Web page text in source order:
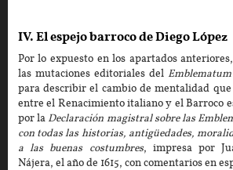
IV. El espejo barroco de Diego López
Por lo expuesto en los apartados
las mutaciones editoriales del
para describir el cambio de mentalidad
entre el Renacimiento italiano y el Barroco
por la Declaración magistral sobre las
con todas las historias, antigüedades,
a las buenas costumbres, impresa por
Nájera, el año de 1615, con comentarios en